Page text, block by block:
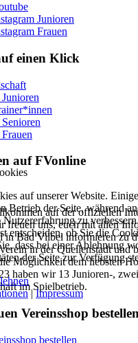
Junioren
Frauen
einen Klick
auf FVonline
auf der offiziellen
freuen uns, euch mit allen
in Bad Vilbel informieren zu
in der Quellenstadt und
Möglichkeit dem liebsten
haben wir 13 Junioren-,
im Spielbetrieb.
Vereinsshop bestellen
auf unserer Website.
Betrieb der Seite, während
Nutzererfahrung zu
entscheiden, ob Sie die
dass bei einer Ablehnung
der Seite zur Verfügung
|Impressum